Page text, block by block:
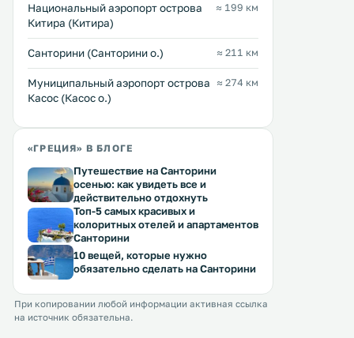
полюбоваться морским пейзажем.
Места на частной парковке
предоставляются бесплатно. .
балкон с видом на горы и
Национальный аэропорт острова
Китира (Китира)
≈ 199 км
Санторини (Санторини о.) ≈ 211 км
Муниципальный аэропорт острова
Касос (Касос о.)
≈ 274 км
«ГРЕЦИЯ» В БЛОГЕ
Путешествие на Санторини
осенью: как увидеть все и
действительно отдохнуть
Топ-5 самых красивых и
колоритных отелей и апартаментов
Санторини
10 вещей, которые нужно
обязательно сделать на Санторини
При копировании любой информации активная ссылка
на источник обязательна.